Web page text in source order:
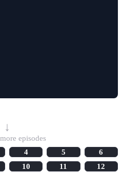
↓
episodes
4 5
6
10 11
12